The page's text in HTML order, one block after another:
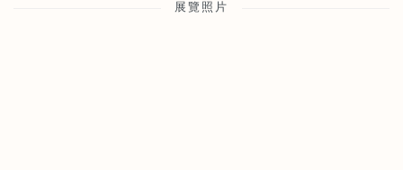
展覽照片